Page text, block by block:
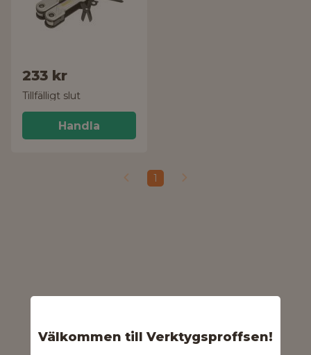
Välkommen till Verktygsproffsen!
233 kr
Tillfälligt slut
Handla
1